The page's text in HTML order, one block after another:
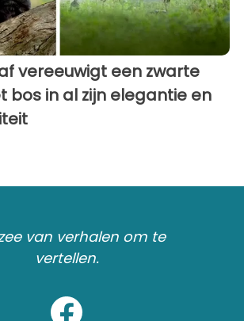
vereeuwigt een zwarte
bos in al zijn elegantie en
van verhalen om te
vertellen.